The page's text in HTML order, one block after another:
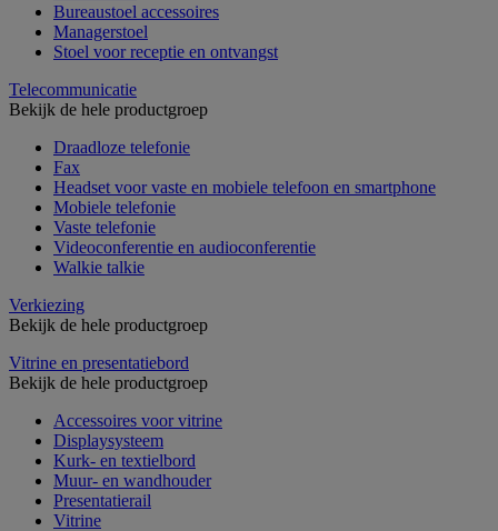
Bureaustoel accessoires
Managerstoel
Stoel voor receptie en ontvangst
Telecommunicatie
Bekijk de hele productgroep
Draadloze telefonie
Fax
Headset voor vaste en mobiele telefoon en smartphone
Mobiele telefonie
Vaste telefonie
Videoconferentie en audioconferentie
Walkie talkie
Verkiezing
Bekijk de hele productgroep
Vitrine en presentatiebord
Bekijk de hele productgroep
Accessoires voor vitrine
Displaysysteem
Kurk- en textielbord
Muur- en wandhouder
Presentatierail
Vitrine